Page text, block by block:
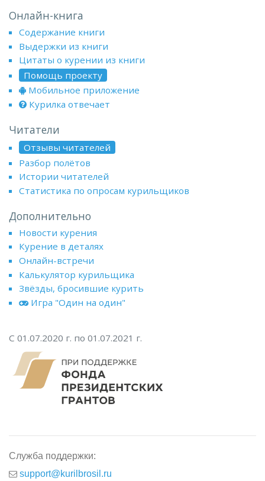
Онлайн-книга
Содержание книги
Выдержки из книги
Цитаты о курении из книги
Помощь проекту
Мобильное приложение
Курилка отвечает
Читатели
Отзывы читателей
Разбор полётов
Истории читателей
Статистика по опросам курильщиков
Дополнительно
Новости курения
Курение в деталях
Онлайн-встречи
Калькулятор курильщика
Звёзды, бросившие курить
Игра "Один на один"
С 01.07.2020 г. по 01.07.2021 г.
Служба поддержки:
support@kurilbrosil.ru